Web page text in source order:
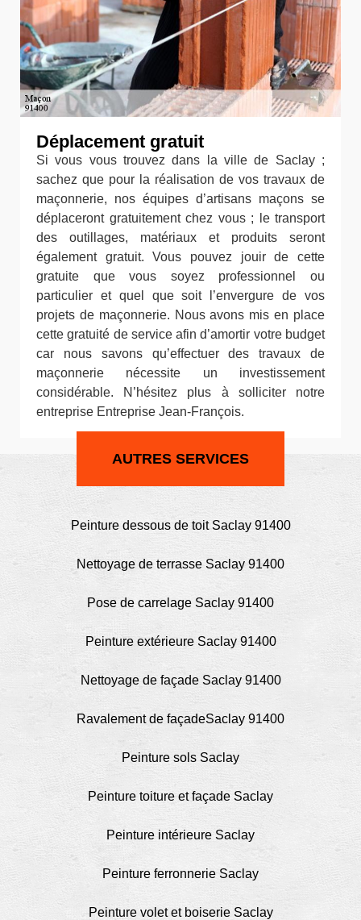
Déplacement gratuit
Si vous vous trouvez dans la ville de Saclay ;
sachez que pour la réalisation de vos travaux de
maçonnerie, nos équipes d’artisans maçons se
déplaceront gratuitement chez vous ; le transport
des outillages, matériaux et produits seront
également gratuit. Vous pouvez jouir de cette
gratuite que vous soyez professionnel ou
particulier et quel que soit l’envergure de vos
projets de maçonnerie. Nous avons mis en place
cette gratuité de service afin d’amortir votre budget
car nous savons qu’effectuer des travaux de
maçonnerie nécessite un investissement
considérable. N’hésitez plus à solliciter notre
entreprise Entreprise Jean-François.
AUTRES SERVICES
Peinture dessous de toit Saclay 91400
Nettoyage de terrasse Saclay 91400
Pose de carrelage Saclay 91400
Peinture extérieure Saclay 91400
Nettoyage de façade Saclay 91400
Ravalement de façadeSaclay 91400
Peinture sols Saclay
Peinture toiture et façade Saclay
Peinture intérieure Saclay
Peinture ferronnerie Saclay
Peinture volet et boiserie Saclay